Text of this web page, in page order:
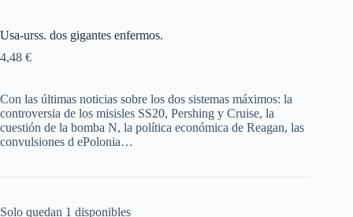
Usa-urss. dos gigantes enfermos.
4,48 €
Con las últimas noticias sobre los dos sistemas máximos: la
controversia de los misisles SS20, Pershing y Cruise, la
cuestión de la bomba N, la política económica de Reagan, las
convulsiones d ePolonia…
Solo quedan 1 disponibles